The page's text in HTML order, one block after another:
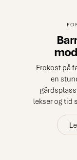
Frokost på
en
lekser og tid